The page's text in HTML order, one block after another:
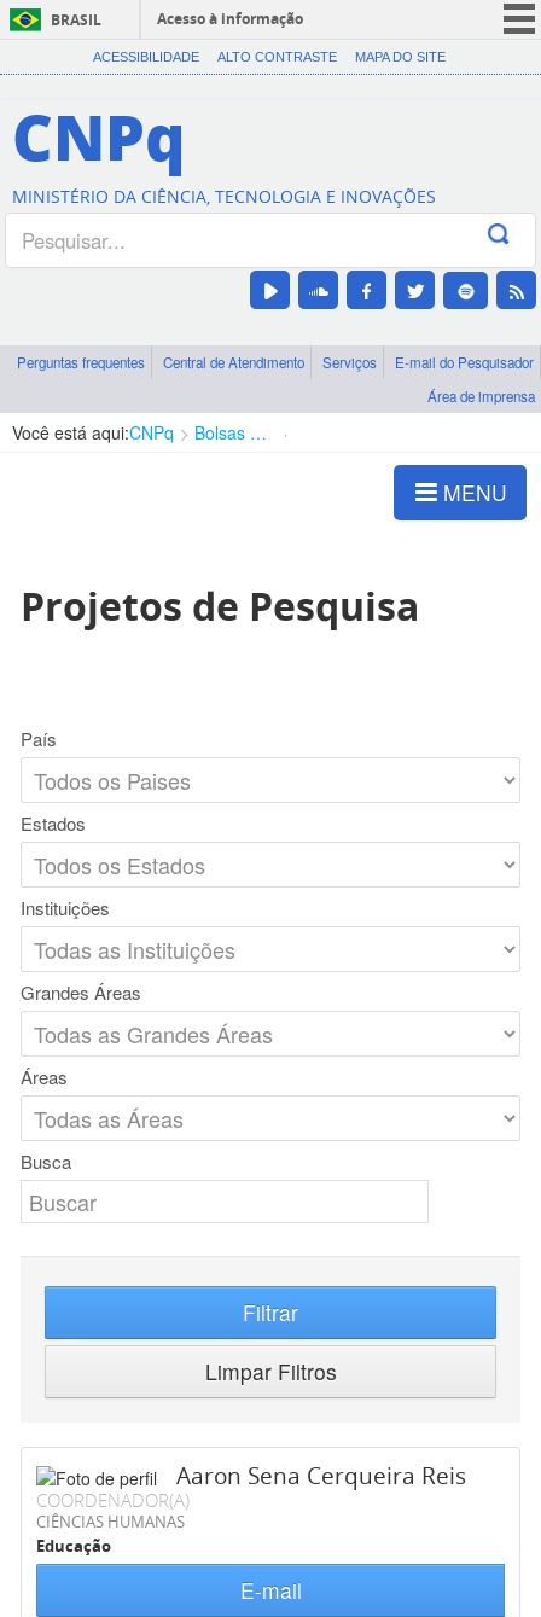
BRASIL
Acesso à informação
CORONAVÍRUS (COVID-19)
Canais
ACESSIBILIDADE ALTO CONTRASTE MAPA DO SITE
CNPq
MINISTÉRIO DA CIÊNCIA, TECNOLOGIA E INOVAÇÕES
Perguntas frequentes Central de Atendimento Serviços
E-mail do Pesquisador
Área de imprensa
Você está aqui:CNPq Bolsas e Auxílios Vigentes
MENU
Projetos de Pesquisa
País
Estados
Instituições
Grandes Áreas
Áreas
Busca
Filtrar
Limpar Filtros
Aaron Sena Cerqueira Reis
COORDENADOR(A)
CIÊNCIAS HUMANAS
Educação
E-mail